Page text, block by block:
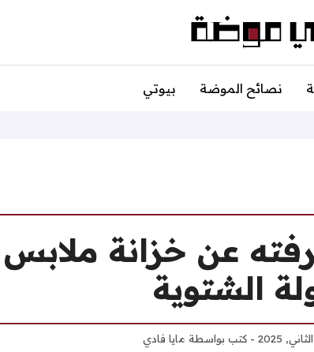
نصائح الموضة بيوتي
عن خزانة ملابس
الشتوية
- كتب بواسطة مايا فادي